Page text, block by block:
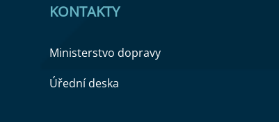
KONTAKTY
Ministerstvo dopravy
Úřední deska